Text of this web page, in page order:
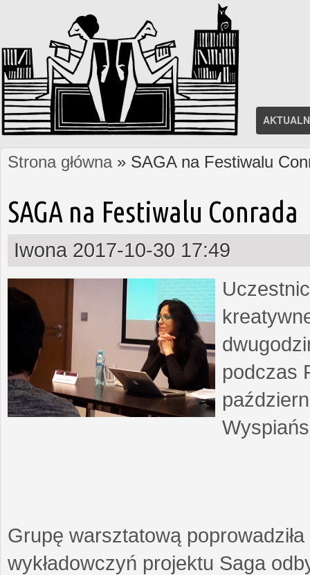
Jesteś tutaj
Strona główna» SAGA na Festiwalu
SAGA na Festiwalu Conrada
Iwona 2017-10-30 17:49
podczas
Grupę warsztatową
wykładowczyń projektu Saga